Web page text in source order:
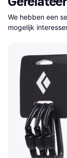
We hebben een
mogelijk